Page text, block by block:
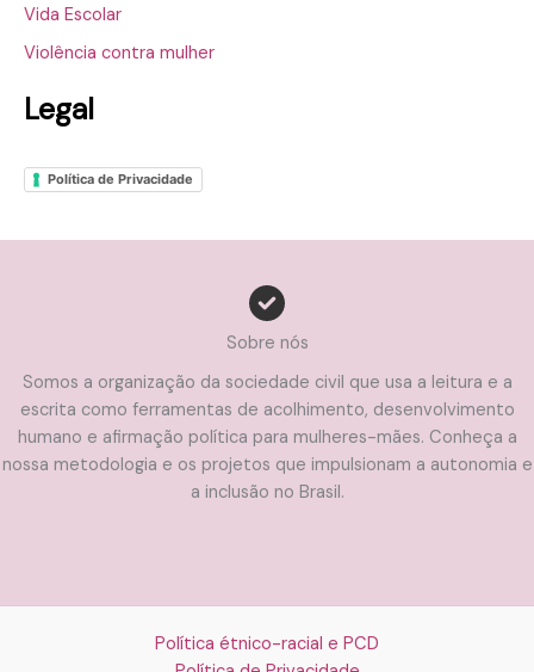
Vida Escolar
Violência contra mulher
Legal
Política de Privacidade
Sobre nós
Somos a organização da sociedade civil que usa a leitura e a
escrita como ferramentas de acolhimento, desenvolvimento
humano e afirmação política para mulheres-mães. Conheça a
nossa metodologia e os projetos que impulsionam a autonomia e
a inclusão no Brasil.
Política étnico-racial e PCD